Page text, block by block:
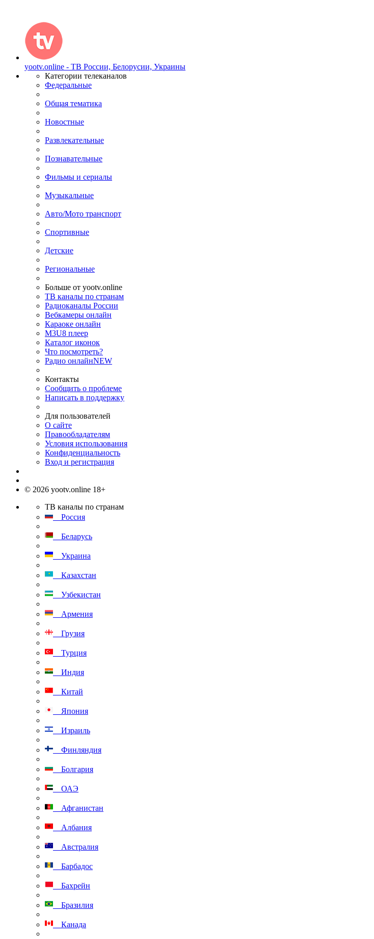
yootv.online - ТВ России, Белорусии, Украины
Категории телеканалов
Федеральные
Общая тематика
Новостные
Развлекательные
Познавательные
Фильмы и сериалы
Музыкальные
Авто/Мото транспорт
Спортивные
Детские
Региональные
Больше от yootv.online
ТВ каналы по странам
Радиоканалы России
Вебкамеры онлайн
Караоке онлайн
M3U8 плеер
Каталог иконок
Что посмотреть?
Радио онлайнNEW
Контакты
Сообщить о проблеме
Написать в поддержку
Для пользователей
О сайте
Правообладателям
Условия использования
Конфиденциальность
Вход и регистрация
© 2026 yootv.online 18+
ТВ каналы по странам
Россия
Беларусь
Украина
Казахстан
Узбекистан
Армения
Грузия
Турция
Индия
Китай
Япония
Израиль
Финляндия
Болгария
ОАЭ
Афганистан
Албания
Австралия
Барбадос
Бахрейн
Бразилия
Канада